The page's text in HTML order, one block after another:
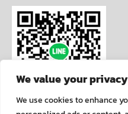
We value your privacy
We use cookies to enhance